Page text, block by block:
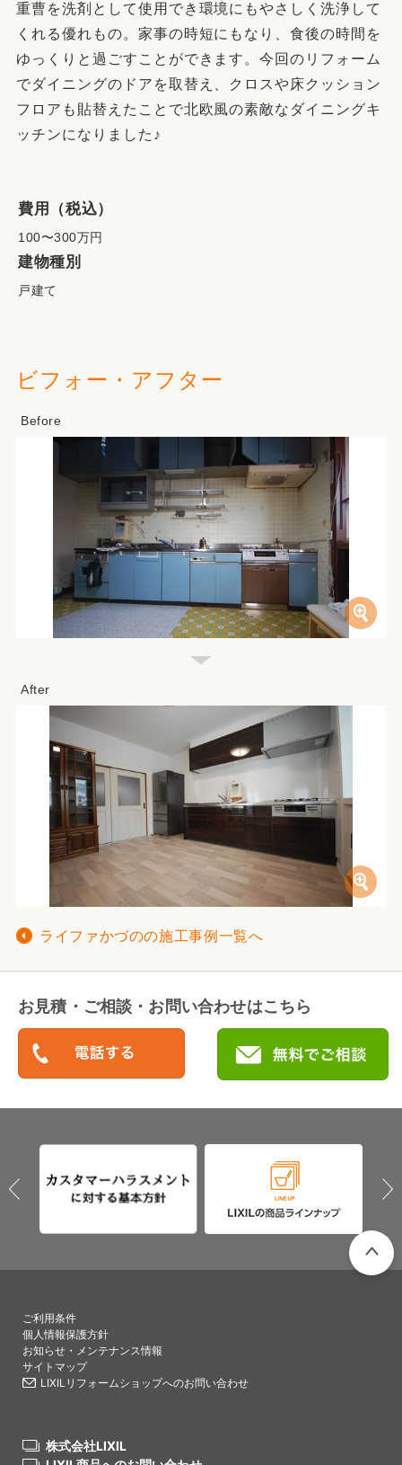
重曹を洗剤として使用でき環境にもやさしく洗浄して
くれる優れもの。家事の時短にもなり、食後の時間を
ゆっくりと過ごすことができます。今回のリフォーム
でダイニングのドアを取替え、クロスや床クッション
フロアも貼替えたことで北欧風の素敵なダイニングキ
ッチンになりました♪
費用（税込）
100〜300万円
建物種別
戸建て
ビフォー・アフター
ライファかづのの施工事例一覧へ
お見積・ご相談・お問い合わせはこちら
ご利用条件
個人情報保護方針
お知らせ・メンテナンス情報
サイトマップ
LIXILリフォームショップへのお問い合わせ
株式会社LIXIL